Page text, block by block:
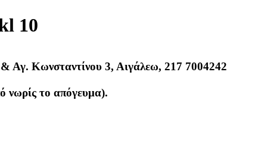
Αγ. Κωνσταντίνου 3, Αιγάλεω, 217 7004242
νωρίς το απόγευμα).